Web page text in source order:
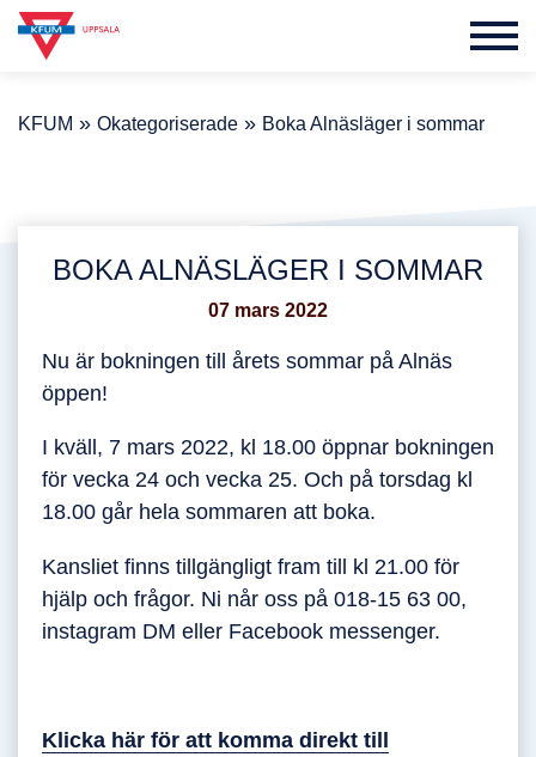
KFUM » Okategoriserade » Boka Alnäsläger i sommar
BOKA ALNÄSLÄGER I SOMMAR
07 mars 2022
Nu är bokningen till årets sommar på Alnäs
öppen!
I kväll, 7 mars 2022, kl 18.00 öppnar bokningen
för vecka 24 och vecka 25. Och på torsdag kl
18.00 går hela sommaren att boka.
Kansliet finns tillgängligt fram till kl 21.00 för
hjälp och frågor. Ni når oss på 018-15 63 00,
instagram DM eller Facebook messenger.
Klicka här för att komma direkt till